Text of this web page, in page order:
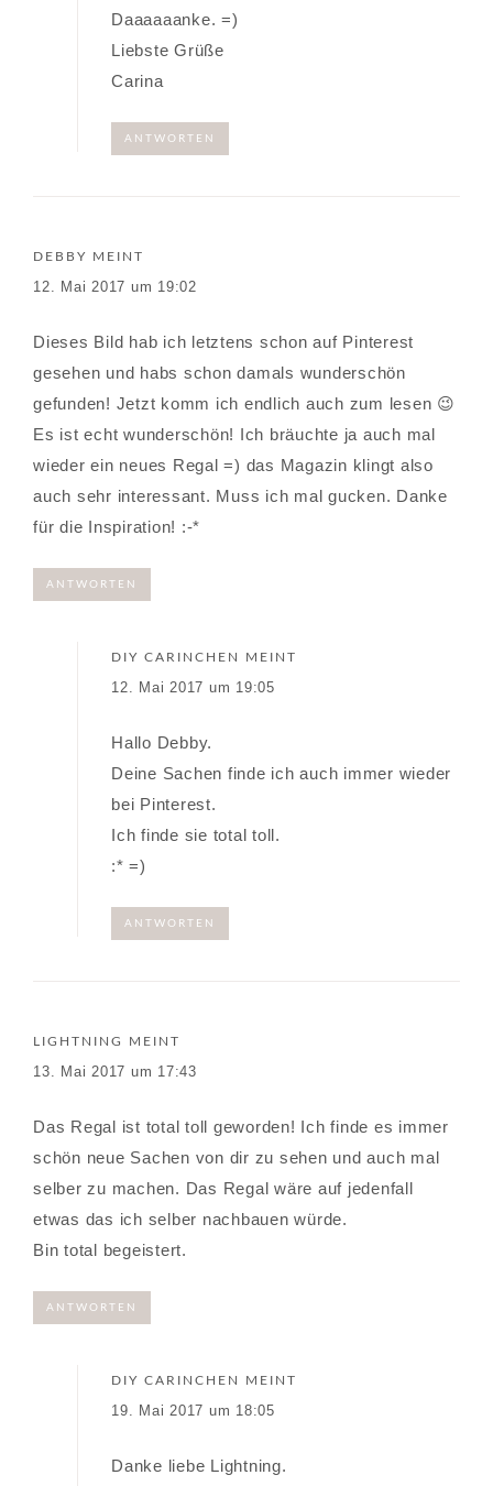
Daaaaaanke. =)
Liebste Grüße
Carina
ANTWORTEN
DEBBY MEINT
12. Mai 2017 um 19:02
Dieses Bild hab ich letztens schon auf Pinterest
gesehen und habs schon damals wunderschön
gefunden! Jetzt komm ich endlich auch zum lesen 😉
Es ist echt wunderschön! Ich bräuchte ja auch mal
wieder ein neues Regal =) das Magazin klingt also
auch sehr interessant. Muss ich mal gucken. Danke
für die Inspiration! :-*
ANTWORTEN
DIY CARINCHEN MEINT
12. Mai 2017 um 19:05
Hallo Debby.
Deine Sachen finde ich auch immer wieder
bei Pinterest.
Ich finde sie total toll.
:* =)
ANTWORTEN
LIGHTNING MEINT
13. Mai 2017 um 17:43
Das Regal ist total toll geworden! Ich finde es immer
schön neue Sachen von dir zu sehen und auch mal
selber zu machen. Das Regal wäre auf jedenfall
etwas das ich selber nachbauen würde.
Bin total begeistert.
ANTWORTEN
DIY CARINCHEN MEINT
19. Mai 2017 um 18:05
Danke liebe Lightning.